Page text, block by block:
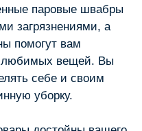
паровые швабры
загрязнениями, а
помогут вам
любимых вещей. Вы
себе и своим
уборку.